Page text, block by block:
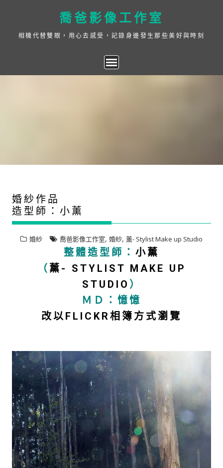
to
content
喬爸影像工作室
相機代替雙眼，用心去感受，記錄身邊發生那些美好與時刻
婚紗作品
造型師：小薰
婚紗 喬爸影像工作室, 婚紗, 薰- Stylist Make up Studio
整體造型師： 小薰
（ 薰- STYLIST MAKE UP
STUDIO ）
ＭＤ：憶憶
改以FLICKR相簿方式瀏覽